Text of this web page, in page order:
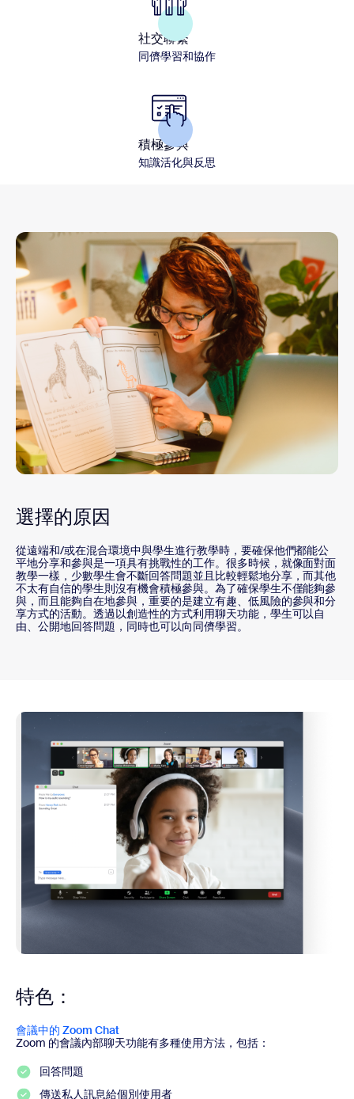
社交聯繫
同儕學習和協作
積極參與
知識活化與反思
選擇的原因
從遠端和/或在混合環境中與學生進行教學時，要確保他們都能公
平地分享和參與是一項具有挑戰性的工作。很多時候，就像面對面
教學一樣，少數學生會不斷回答問題並且比較輕鬆地分享，而其他
不太有自信的學生則沒有機會積極參與。為了確保學生不僅能夠參
與，而且能夠自在地參與，重要的是建立有趣、低風險的參與和分
享方式的活動。透過以創造性的方式利用聊天功能，學生可以自
由、公開地回答問題，同時也可以向同儕學習。
特色：
會議中的 Zoom Chat
Zoom 的會議內部聊天功能有多種使用方法，包括：
回答問題
傳送私人訊息給個別使用者